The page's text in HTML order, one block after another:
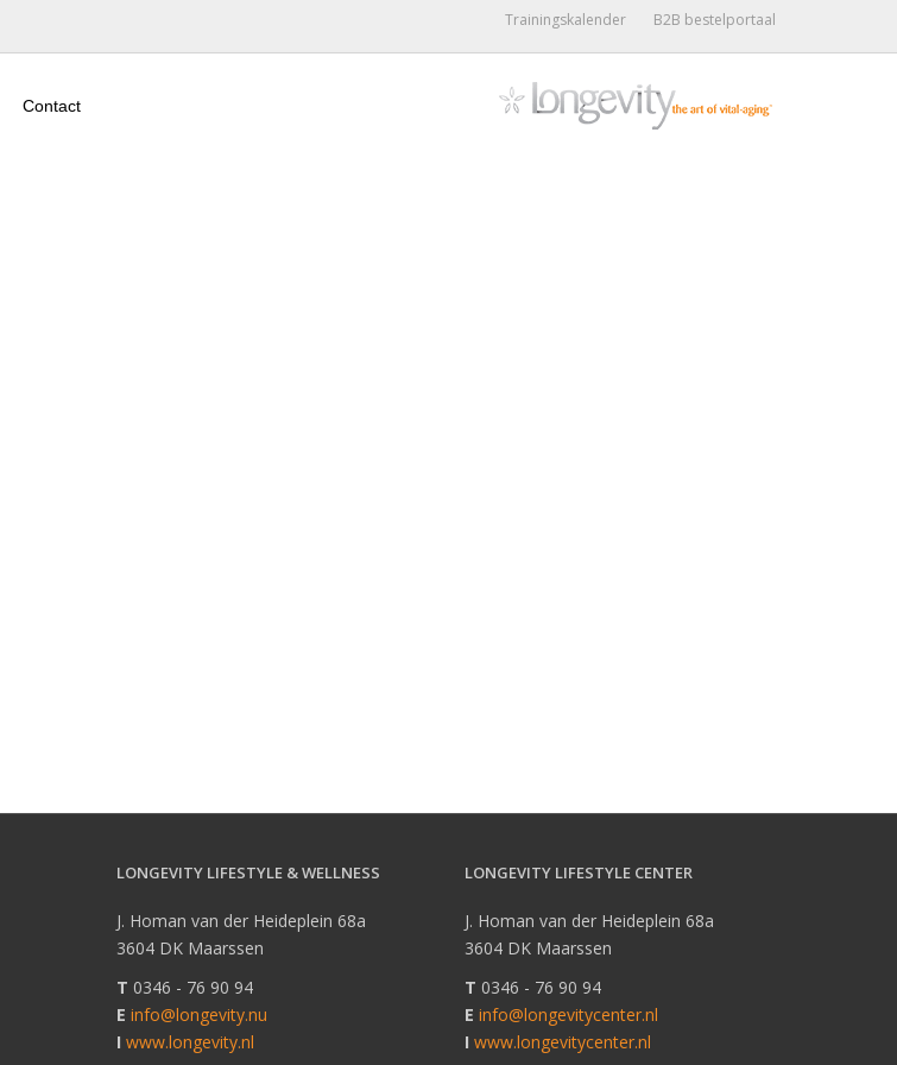
Trainingskalender B2B bestelportaal
Contact
LONGEVITY LIFESTYLE & WELLNESS
J. Homan van der Heideplein 68a
3604 DK Maarssen
T 0346 - 76 90 94
E info@longevity.nu
I www.longevity.nl
LONGEVITY LIFESTYLE CENTER
J. Homan van der Heideplein 68a
3604 DK Maarssen
T 0346 - 76 90 94
E info@longevitycenter.nl
I www.longevitycenter.nl